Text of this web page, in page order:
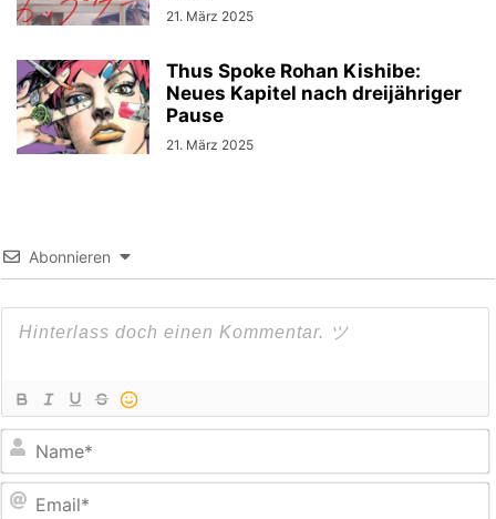
21. März 2025
Thus Spoke Rohan Kishibe:
Neues Kapitel nach dreijähriger
Pause
21. März 2025
Abonnieren